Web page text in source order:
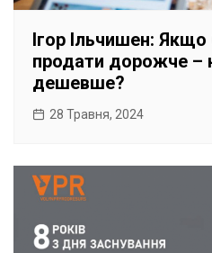
Ігор Ільчишен:
продати дорожче –
дешевше?
28 Травня, 2024